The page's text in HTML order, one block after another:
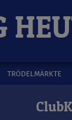
TRÖDELMÄRKTE